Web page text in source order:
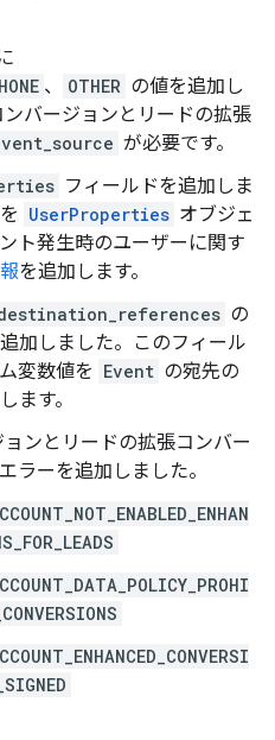
、 OTHER の値を追加し
バージョンとリードの拡張
が必要です。
フィールドを追加しま
UserProperties オブジェ
ト発生時のユーザーに関す
を追加します。
の
加しました。このフィール
変数値を Event の宛先の
ます。
ンとリードの拡張コンバー
ラーを追加しました。